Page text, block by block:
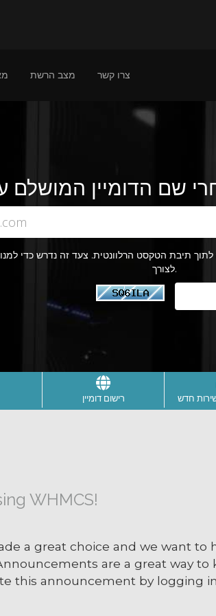
מצב הרשת צרו קשר
תיבת הטקסט הרלוונטית. צעד זה נדרש כדי
לצורך.
רישום דומיין חדש
WHMCS!
a great choice and we want
are a great way
this announcement by logging